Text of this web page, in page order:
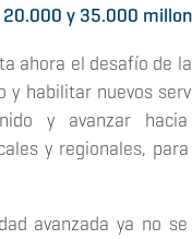
y 35.000
ahora el desafío de la
habilitar nuevos
y avanzar
y regionales,
avanzada ya no